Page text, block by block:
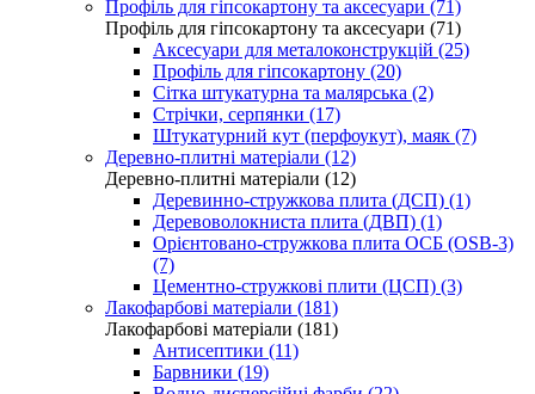
Профіль для гіпсокартону та аксесуари (71)
Профіль для гіпсокартону та аксесуари (71)
Аксесуари для металоконструкцій (25)
Профіль для гіпсокартону (20)
Сітка штукатурна та малярська (2)
Стрічки, серпянки (17)
Штукатурний кут (перфоукут), маяк (7)
Деревно-плитні матеріали (12)
Деревно-плитні матеріали (12)
Деревинно-стружкова плита (ДСП) (1)
Деревоволокниста плита (ДВП) (1)
Орієнтовано-стружкова плита ОСБ (OSB-3)
(7)
Цементно-стружкові плити (ЦСП) (3)
Лакофарбові матеріали (181)
Лакофарбові матеріали (181)
Антисептики (11)
Барвники (19)